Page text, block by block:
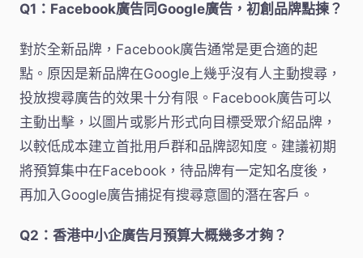
Q1：Facebook廣告同Google廣告，初創品牌點揀？
對於全新品牌，Facebook廣告通常是更合適的起
點。原因是新品牌在Google上幾乎沒有人主動搜尋，
投放搜尋廣告的效果十分有限。Facebook廣告可以
主動出擊，以圖片或影片形式向目標受眾介紹品牌，
以較低成本建立首批用戶群和品牌認知度。建議初期
將預算集中在Facebook，待品牌有一定知名度後，
再加入Google廣告捕捉有搜尋意圖的潛在客戶。
Q2：香港中小企廣告月預算大概幾多才夠？